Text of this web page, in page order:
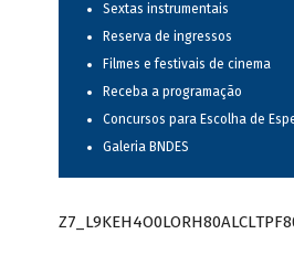
Sextas instrumentais
Reserva de ingressos
Filmes e festivais de cinema
Receba a programação
Concursos para Escolha de
Galeria BNDES